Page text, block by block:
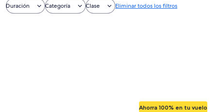
Duración Categoría Clase Eliminar todos los filtros
Ahorra 100% en tu vuelo